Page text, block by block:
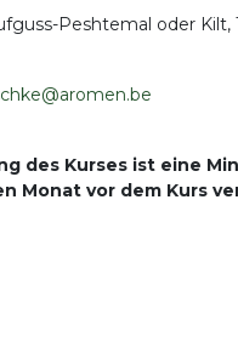
Peshtemal oder
des Kurses ist eine
Monat vor dem Kurs